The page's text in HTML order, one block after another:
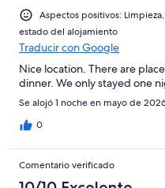
Aspectos positivos:
estado del alojamiento
Traducir con Google
Nice location. There are
dinner. We only stayed one
Se alojó 1 noche en mayo de
0
Comentario verificado